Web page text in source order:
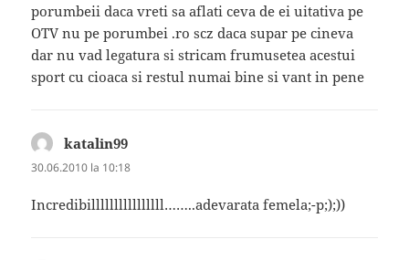
porumbeii daca vreti sa aflati ceva de ei uitativa pe
OTV nu pe porumbei .ro scz daca supar pe cineva
dar nu vad legatura si stricam frumusetea acestui
sport cu cioaca si restul numai bine si vant in pene
katalin99
30.06.2010 la 10:18
Incredibillllllllllllllll……..adevarata femela;-p;);))